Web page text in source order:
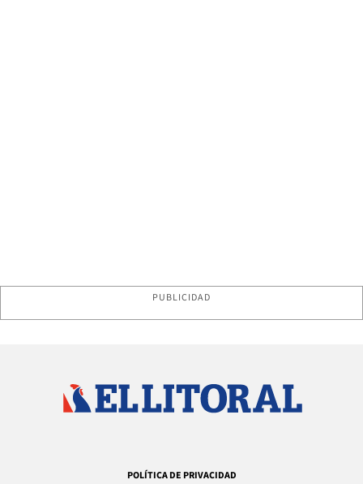
PUBLICIDAD
POLÍTICA DE PRIVACIDAD